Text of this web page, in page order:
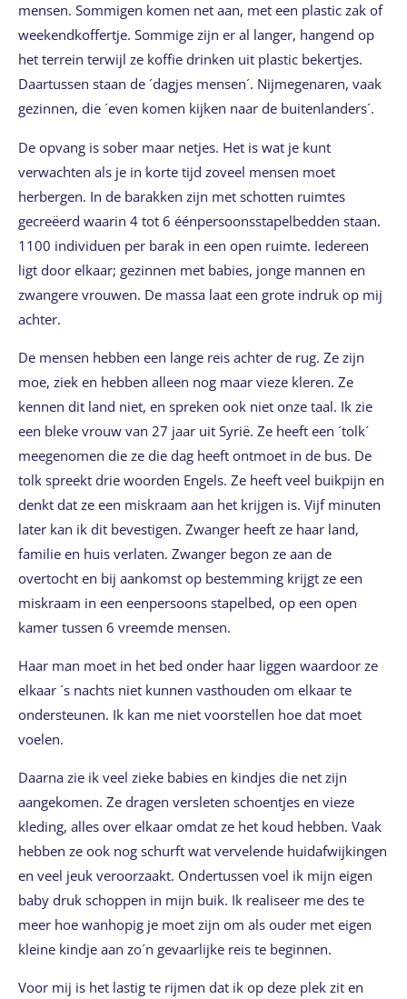
mensen. Sommigen komen net aan, met een plastic zak of
weekendkoffertje. Sommige zijn er al langer, hangend op
het terrein terwijl ze koffie drinken uit plastic bekertjes.
Daartussen staan de ´dagjes mensen´. Nijmegenaren, vaak
gezinnen, die ´even komen kijken naar de buitenlanders´.
De opvang is sober maar netjes. Het is wat je kunt
verwachten als je in korte tijd zoveel mensen moet
herbergen. In de barakken zijn met schotten ruimtes
gecreëerd waarin 4 tot 6 éénpersoonsstapelbedden staan.
1100 individuen per barak in een open ruimte. Iedereen
ligt door elkaar; gezinnen met babies, jonge mannen en
zwangere vrouwen. De massa laat een grote indruk op mij
achter.
De mensen hebben een lange reis achter de rug. Ze zijn
moe, ziek en hebben alleen nog maar vieze kleren. Ze
kennen dit land niet, en spreken ook niet onze taal. Ik zie
een bleke vrouw van 27 jaar uit Syrië. Ze heeft een ´tolk´
meegenomen die ze die dag heeft ontmoet in de bus. De
tolk spreekt drie woorden Engels. Ze heeft veel buikpijn en
denkt dat ze een miskraam aan het krijgen is. Vijf minuten
later kan ik dit bevestigen. Zwanger heeft ze haar land,
familie en huis verlaten. Zwanger begon ze aan de
overtocht en bij aankomst op bestemming krijgt ze een
miskraam in een eenpersoons stapelbed, op een open
kamer tussen 6 vreemde mensen.
Haar man moet in het bed onder haar liggen waardoor ze
elkaar ´s nachts niet kunnen vasthouden om elkaar te
ondersteunen. Ik kan me niet voorstellen hoe dat moet
voelen.
Daarna zie ik veel zieke babies en kindjes die net zijn
aangekomen. Ze dragen versleten schoentjes en vieze
kleding, alles over elkaar omdat ze het koud hebben. Vaak
hebben ze ook nog schurft wat vervelende huidafwijkingen
en veel jeuk veroorzaakt. Ondertussen voel ik mijn eigen
baby druk schoppen in mijn buik. Ik realiseer me des te
meer hoe wanhopig je moet zijn om als ouder met eigen
kleine kindje aan zo´n gevaarlijke reis te beginnen.
Voor mij is het lastig te rijmen dat ik op deze plek zit en